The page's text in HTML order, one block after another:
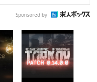
Sponsored by